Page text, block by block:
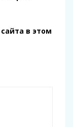
в этом